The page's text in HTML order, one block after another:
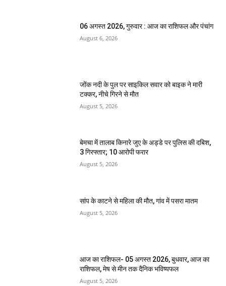
06 अगस्त 2026, गुरुवार : आज का राशिफल और पंचांग
August 6, 2026
जोंक नदी के पुल पर साइकिल सवार को बाइक ने मारी
टक्कर, नीचे गिरने से मौत
August 5, 2026
बेमचा में तालाब किनारे जुए के अड्डे पर पुलिस की दबिश,
3 गिरफ्तार; 10 आरोपी फरार
August 5, 2026
सांप के काटने से महिला की मौत, गांव में पसरा मातम
August 5, 2026
आज का राशिफल- 05 अगस्त 2026, बुधवार, आज का
राशिफल, मेष से मीन तक दैनिक भविष्यफल
August 5, 2026